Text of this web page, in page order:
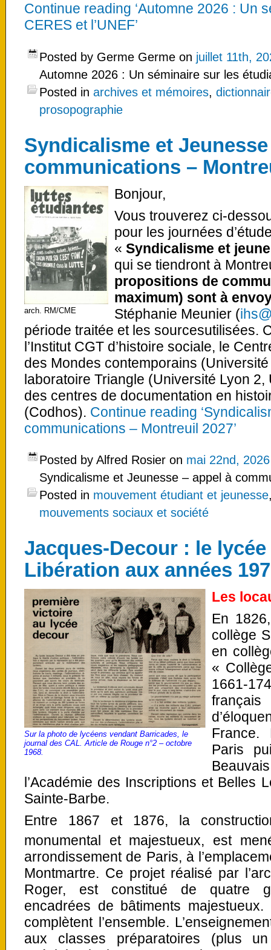
Continue reading ‘Automne 2026 : Un
CERES et l’UNEF’
Posted by Germe Germe on juillet 11th,
Automne 2026 : Un séminaire sur les
Posted in archives et mémoires,
prosopographie
Syndicalisme et
communications –
arch. RM/CME
Bonjour,
Vous trouverez ci-
pour les journées
« Syndicalisme et
qui se tiendront à
propositions de
maximum) sont à
Stéphanie Meunier (
période traitée et les sourcesutilisées.
l’Institut CGT d’histoire sociale, le
des Mondes contemporains
laboratoire Triangle (Université Lyon
des centres de documentation en
(Codhos). Continue reading
communications – Montreuil 2027’
Posted by Alfred Rosier on mai 22nd, 2026
Syndicalisme et Jeunesse – appel à
Posted in mouvement étudiant et jeunesse
mouvements sociaux et société
Jacques-Decour : le
Libération aux années
Sur la photo de lycéens vendant Barricades, le
journal des CAL. Article de Rouge n°2 – octobre
1968.
Les
En
collège
en
«
1661-
France.
Paris
l’Académie des Inscriptions et Belles
Sainte-Barbe.
Entre 1867 et 1876, la
monumental et majestueux, est
arrondissement de Paris, à
Montmartre. Ce projet réalisé par
Roger, est constitué de quatre
encadrées de bâtiments
complètent l’ensemble.
aux classes préparatoires (plus un